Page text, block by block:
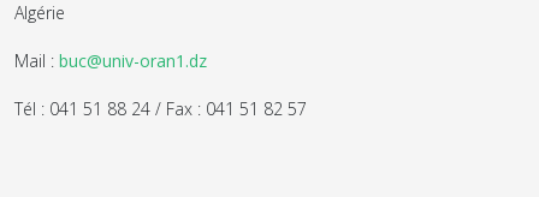
Algérie
Mail : buc@univ-oran1.dz
Tél : 041 51 88 24 / Fax : 041 51 82 57